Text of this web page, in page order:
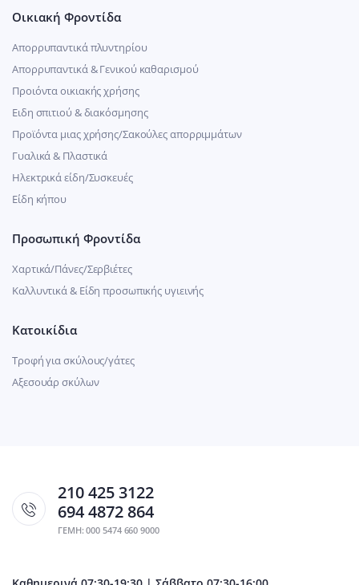
Οικιακή Φροντίδα
Απορρυπαντικά πλυντηρίου
Απορρυπαντικά & Γενικού καθαρισμού
Προιόντα οικιακής χρήσης
Ειδη σπιτιού & διακόσμησης
Προϊόντα μιας χρήσης/Σακούλες απορριμμάτων
Γυαλικά & Πλαστικά
Ηλεκτρικά είδη/Συσκευές
Είδη κήπου
Προσωπική Φροντίδα
Χαρτικά/Πάνες/Σερβιέτες
Καλλυντικά & Είδη προσωπικής υγιεινής
Κατοικίδια
Τροφή για σκύλους/γάτες
Αξεσουάρ σκύλων
210 425 3122
694 4872 864
ΓΕΜΗ: 000 5474 660 9000